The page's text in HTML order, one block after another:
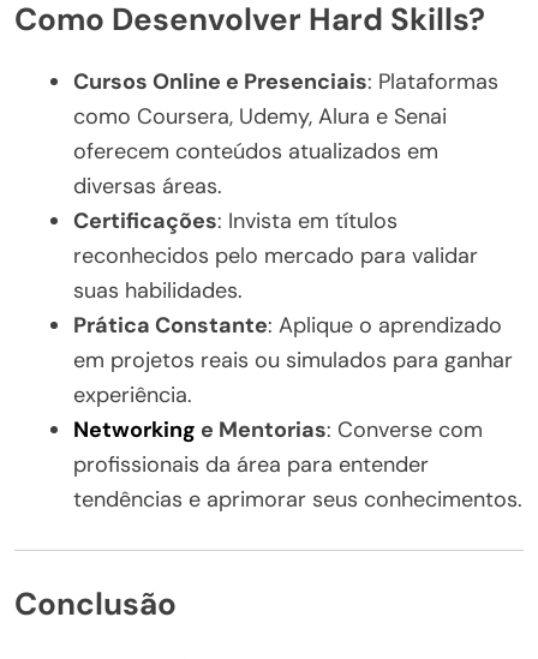
Como Desenvolver Hard Skills?
Cursos Online e Presenciais: Plataformas
como Coursera, Udemy, Alura e Senai
oferecem conteúdos atualizados em
diversas áreas.
Certificações: Invista em títulos
reconhecidos pelo mercado para validar
suas habilidades.
Prática Constante: Aplique o aprendizado
em projetos reais ou simulados para ganhar
experiência.
Networking e Mentorias: Converse com
profissionais da área para entender
tendências e aprimorar seus conhecimentos.
Conclusão